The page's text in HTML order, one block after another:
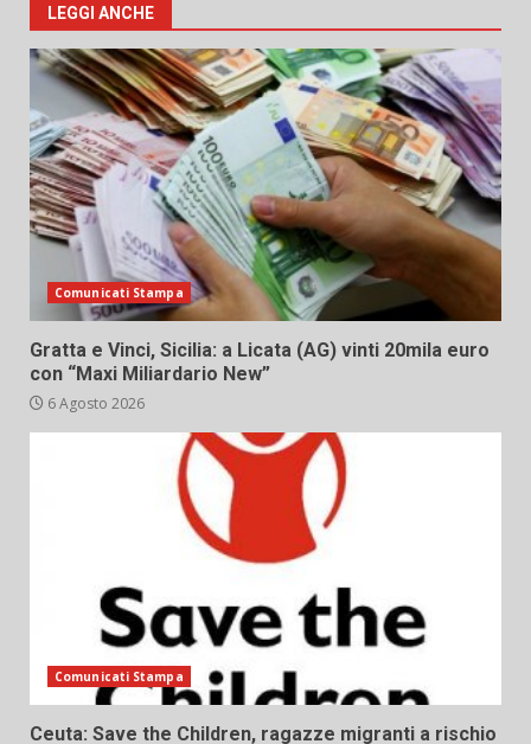
LEGGI ANCHE
Comunicati Stampa
Gratta e Vinci, Sicilia: a Licata (AG) vinti 20mila euro
con “Maxi Miliardario New”
6 Agosto 2026
Comunicati Stampa
Ceuta: Save the Children, ragazze migranti a rischio